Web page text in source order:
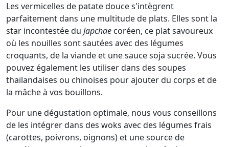
Les vermicelles de patate douce s'intègrent
parfaitement dans une multitude de plats. Elles sont la
star incontestée du Japchae coréen, ce plat savoureux
où les nouilles sont sautées avec des légumes
croquants, de la viande et une sauce soja sucrée. Vous
pouvez également les utiliser dans des soupes
thaïlandaises ou chinoises pour ajouter du corps et de
la mâche à vos bouillons.
Pour une dégustation optimale, nous vous conseillons
de les intégrer dans des woks avec des légumes frais
(carottes, poivrons, oignons) et une source de